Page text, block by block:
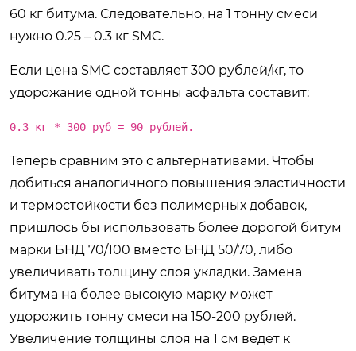
60 кг битума. Следовательно, на 1 тонну смеси
нужно 0.25 – 0.3 кг SMC.
Если цена SMC составляет 300 рублей/кг, то
удорожание одной тонны асфальта составит:
0.3 кг * 300 руб = 90 рублей.
Теперь сравним это с альтернативами. Чтобы
добиться аналогичного повышения эластичности
и термостойкости без полимерных добавок,
пришлось бы использовать более дорогой битум
марки БНД 70/100 вместо БНД 50/70, либо
увеличивать толщину слоя укладки. Замена
битума на более высокую марку может
удорожить тонну смеси на 150-200 рублей.
Увеличение толщины слоя на 1 см ведет к